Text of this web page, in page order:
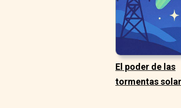
El poder de las
tormentas